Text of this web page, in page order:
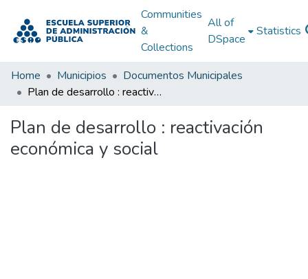
Communities
&
Collections
All of
DSpace
Statistics
Home Municipios
Documentos Municipales
Plan de desarrollo : reactivación económica y social
Plan de desarrollo : reactivación
económica y social